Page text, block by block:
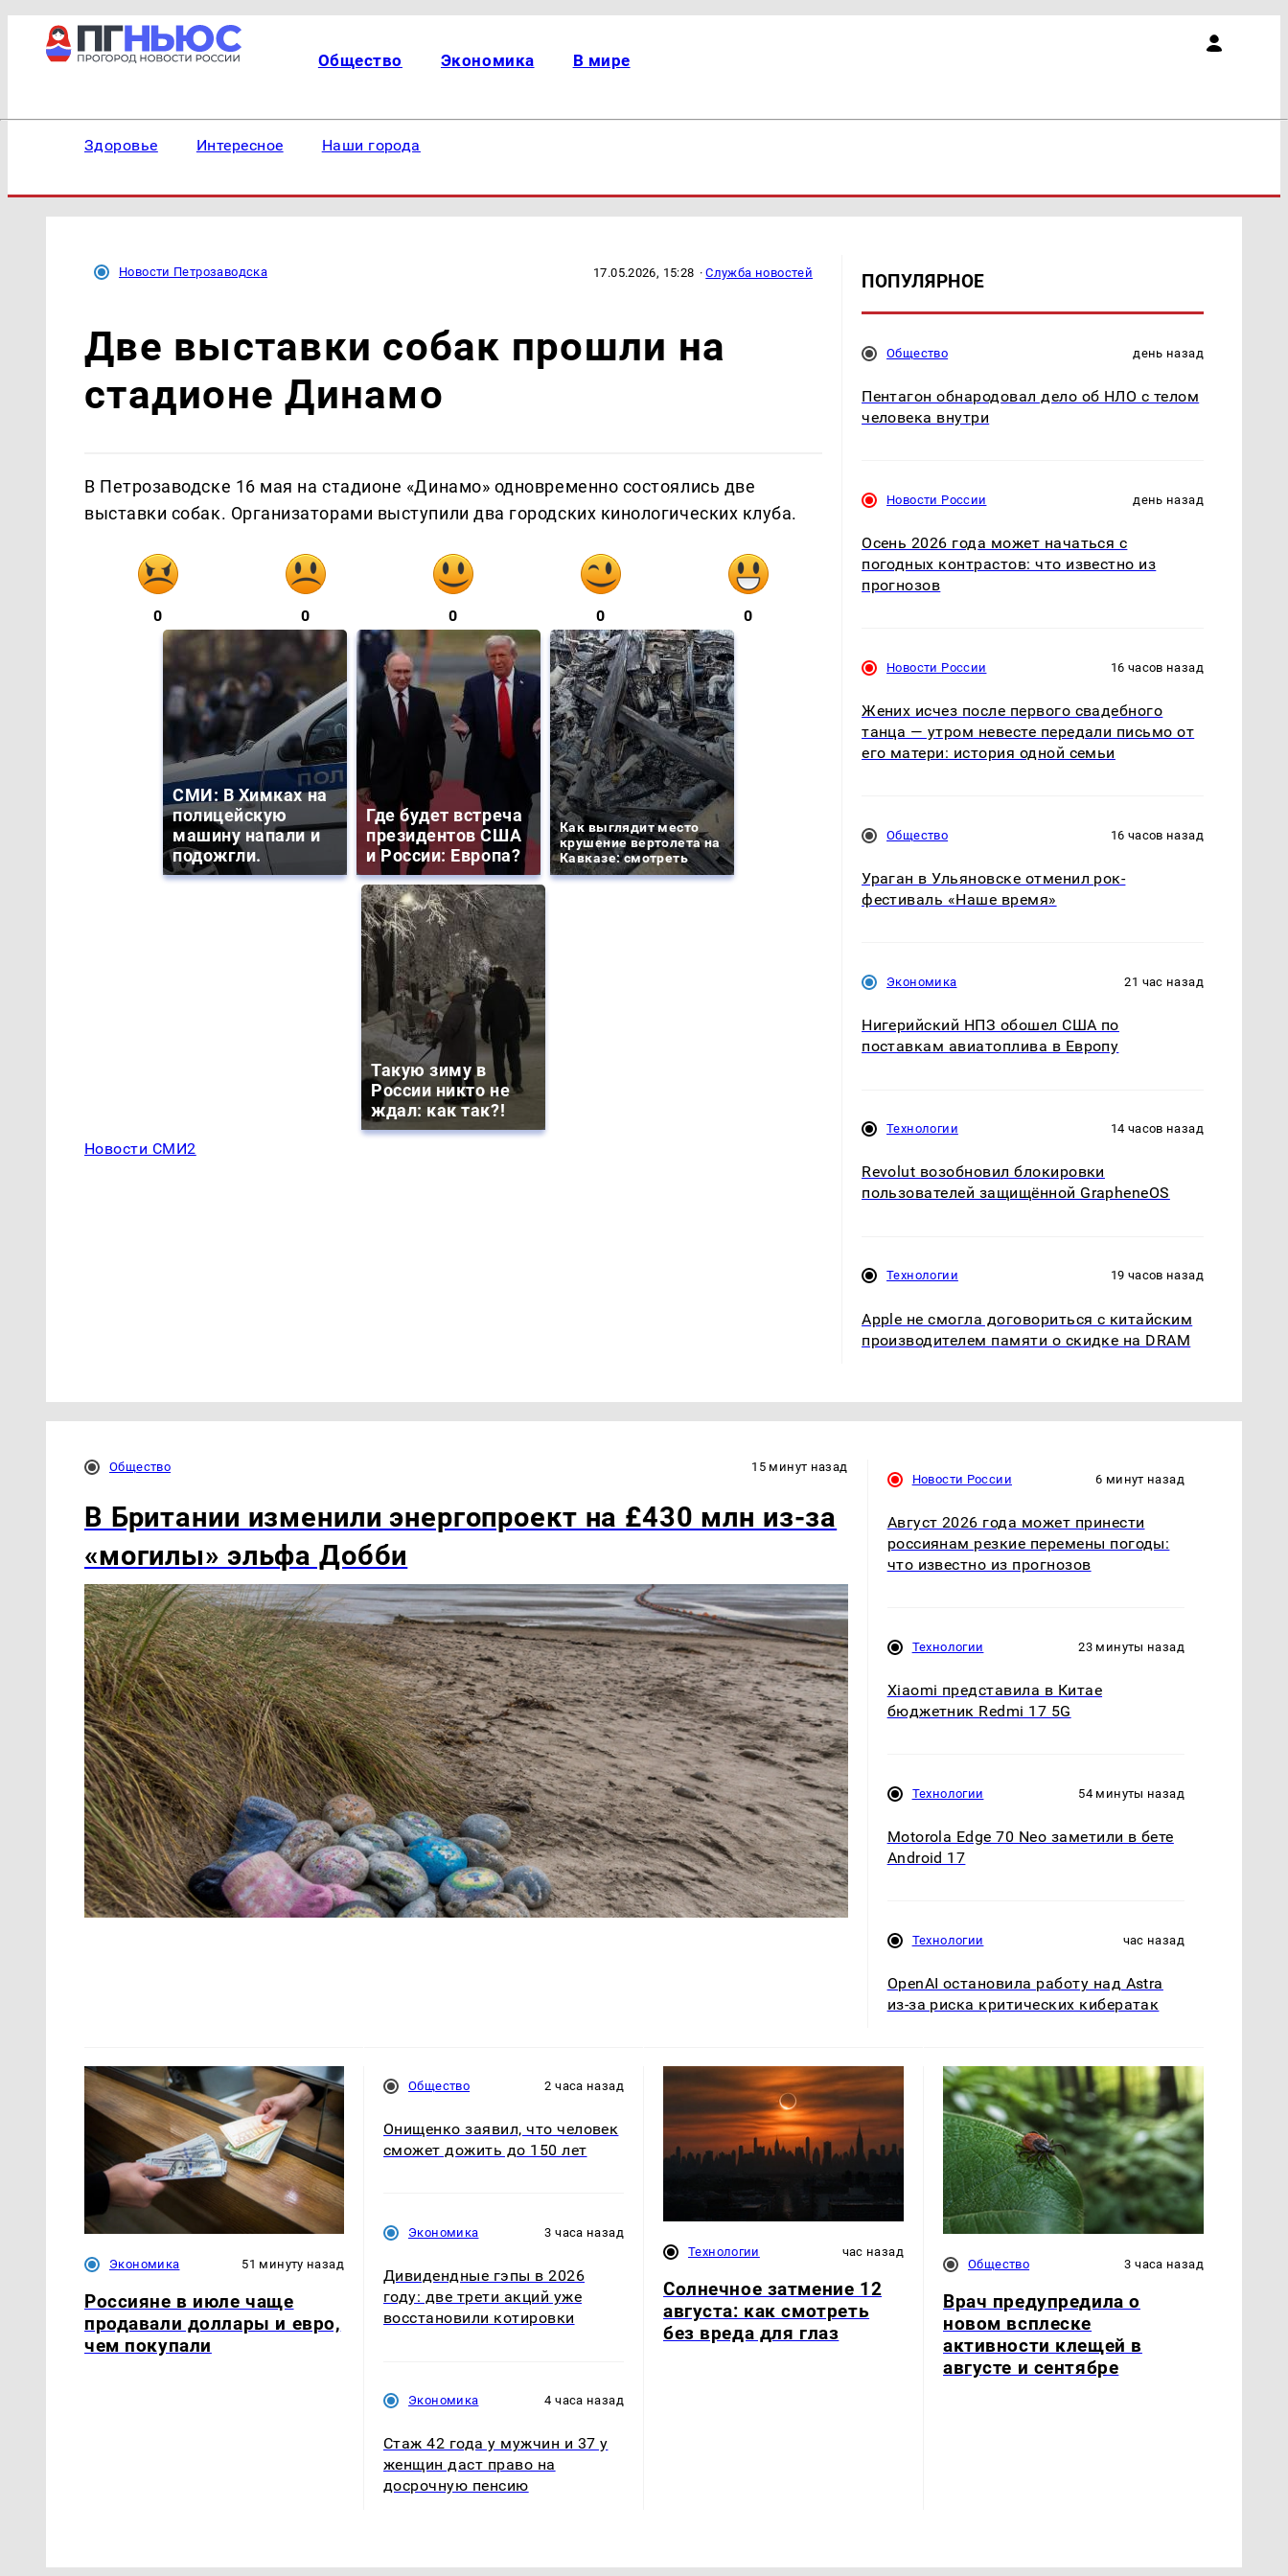
Общество Экономика В мире
Здоровье Интересное Наши города
Новости Петрозаводска 17.05.2026, 15:28 ·Служба новостей
Две выставки собак прошли на
стадионе Динамо
В Петрозаводске 16 мая на стадионе «Динамо» одновременно состоялись две
выставки собак. Организаторами выступили два городских кинологических клуба.
0 0 0 0 0
СМИ: В Химках на
полицейскую
машину напали и
подожгли.
Где будет встреча
президентов США
и России: Европа?
Как выглядит место
крушение вертолета на
Кавказе: смотреть
Такую зиму в
России никто не
ждал: как так?!
Новости СМИ2
ПОПУЛЯРНОЕ
Общество день назад
Пентагон обнародовал дело об НЛО с телом
человека внутри
Новости России день назад
Осень 2026 года может начаться с
погодных контрастов: что известно из
прогнозов
Новости России 16 часов назад
Жених исчез после первого свадебного
танца — утром невесте передали письмо от
его матери: история одной семьи
Общество 16 часов назад
Ураган в Ульяновске отменил рок-
фестиваль «Наше время»
Экономика 21 час назад
Нигерийский НПЗ обошел США по
поставкам авиатоплива в Европу
Технологии 14 часов назад
Revolut возобновил блокировки
пользователей защищённой GrapheneOS
Технологии 19 часов назад
Apple не смогла договориться с китайским
производителем памяти о скидке на DRAM
Общество 15 минут назад
В Британии изменили энергопроект на £430 млн из-за
«могилы» эльфа Добби
Новости России 6 минут назад
Август 2026 года может принести
россиянам резкие перемены погоды:
что известно из прогнозов
Технологии 23 минуты назад
Xiaomi представила в Китае
бюджетник Redmi 17 5G
Технологии 54 минуты назад
Motorola Edge 70 Neo заметили в бете
Android 17
Технологии час назад
OpenAI остановила работу над Astra
из-за риска критических кибератак
Экономика 51 минуту назад
Россияне в июле чаще
продавали доллары и евро,
чем покупали
Общество 2 часа назад
Онищенко заявил, что человек
сможет дожить до 150 лет
Экономика 3 часа назад
Дивидендные гэпы в 2026
году: две трети акций уже
восстановили котировки
Экономика 4 часа назад
Стаж 42 года у мужчин и 37 у
женщин даст право на
досрочную пенсию
Технологии час назад
Солнечное затмение 12
августа: как смотреть
без вреда для глаз
Общество 3 часа назад
Врач предупредила о
новом всплеске
активности клещей в
августе и сентябре